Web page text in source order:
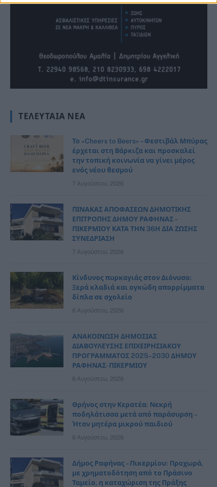
ΤΕΛΕΥΤΑΊΑ ΝΈΑ
Το «Cheers to Beers» – Φεστιβάλ Μπύρας
έρχεται στη Βάρκιζα και προσκαλεί
την τοπική κοινωνία να γίνει μέρος
ενός νέου θεσμού
7 Αυγούστου, 2026
ΠΙΝΑΚΑΣ ΑΠΟΦΑΣΕΩΝ ΔΗΜΟΤΙΚΗΣ
ΕΠΙΤΡΟΠΗΣ ΔΗΜΟΥ ΡΑΦΗΝΑΣ –
ΠΙΚΕΡΜΙΟΥ ΚΑΤΑ ΤΗΝ 36Η ΔΙΑ ΖΩΣΗΣ
ΣΥΝΕΔΡΙΑΣΗ
7 Αυγούστου, 2026
Κίνδυνος πυρκαγιάς στον Διόνυσο:
Ξερά κλαδιά και ογκώδη απορρίμματα
δίπλα σε σχολείο
6 Αυγούστου, 2026
ΑΝΑΚΟΙΝΩΣΗ ΔΗΜΟΣΙΑΣ
ΔΙΑΒΟΥΛΕΥΣΗΣ ΕΠΙΧΕΙΡΗΣΙΑΚΟΥ
ΠΡΟΓΡΑΜΜΑΤΟΣ 2025–2030 ΔΗΜΟΥ
ΡΑΦΗΝΑΣ- ΠΙΚΕΡΜΙΟΥ
6 Αυγούστου, 2026
Θρήνος στην Κερατέα: Νεκρή
ποδηλάτισσα μετά από παράσυρση –
Ήταν μητέρα μικρού παιδιού
6 Αυγούστου, 2026
Δήμος Ραφήνας – Πικερμίου: Προχωρά,
με χρηματοδότηση από το Πράσινο
Ταμείο, η καταχώριση της Πράξης